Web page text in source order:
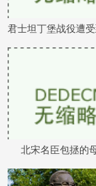
北宋名臣包拯的